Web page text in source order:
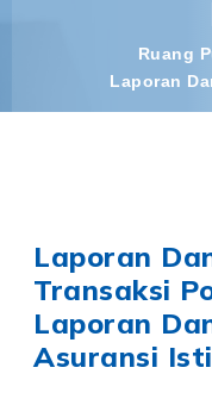
Ruang
Laporan
Laporan
Transaksi
Laporan
Asuransi